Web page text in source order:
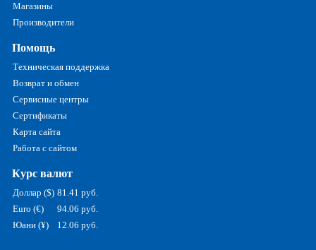
Магазины
Производители
Помощь
Техническая поддержка
Возврат и обмен
Сервисные центры
Сертификаты
Карта сайта
Работа с сайтом
Курс валют
Доллар ($) 81.41 руб.
Euro (€)
94.06 руб.
Юани (¥)
12.06 руб.